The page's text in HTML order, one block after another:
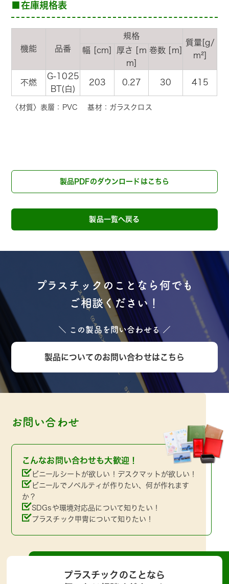
■在庫規格表
機能 品番
規格
質量[g/
m²]
幅 [cm]
厚さ [m
m]
巻数 [m]
不燃
G-1025
BT(白)
203 0.27 30 415
〈材質〉表層：PVC 基材：ガラスクロス
製品PDFのダウンロードはこちら
製品一覧へ戻る
プラスチックのことなら何でも
ご相談ください！
＼ この製品を問い合わせる ／
製品についてのお問い合わせはこちら
お問い合わせ
こんなお問い合わせも大歓迎！
ビニールシートが欲しい！デスクマットが欲しい！
ビニールでノベルティが作りたい、何が作れます
か？
SDGsや環境対応品について知りたい！
プラスチック甲冑について知りたい！
プラスチックのことなら